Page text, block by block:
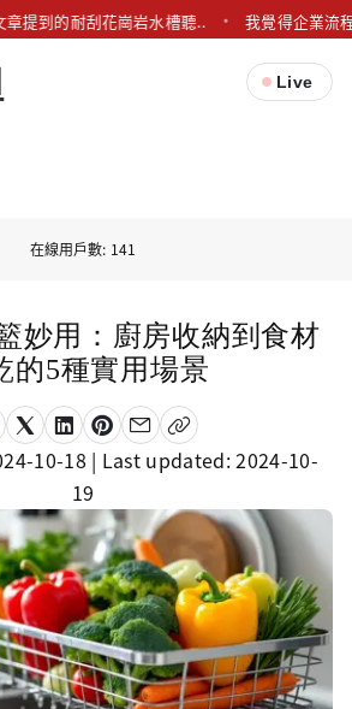
章提到的耐刮花崗岩水槽聽.. 我覺得企業流
Live
在線用戶數: 141
妙用：廚房收納到食材
的5種實用場景
10-18 | Last updated:2024-10-
19